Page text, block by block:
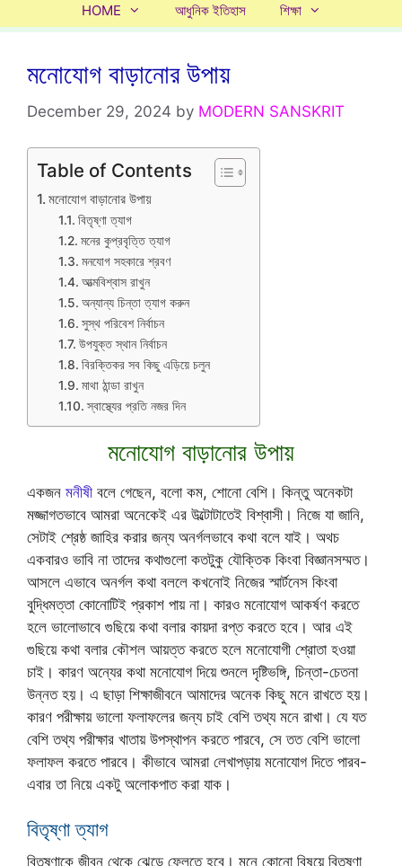
HOME আধুনিক ইতিহাস শিক্ষা
মনোযোগ বাড়ানোর উপায়
December 29, 2024 by MODERN SANSKRIT
Table of Contents
মনোযোগ বাড়ানোর উপায়
বিতৃষ্ণা ত্যাগ
মনের কুপ্রবৃত্তি ত্যাগ
মনযোগ সহকারে শ্রবণ
আত্মবিশ্বাস রাখুন
অন্যান্য চিন্তা ত্যাগ করুন
সুস্থ পরিবেশ নির্বাচন
উপযুক্ত স্থান নির্বাচন
বিরক্তিকর সব কিছু এড়িয়ে চলুন
মাথা ঠান্ডা রাখুন
স্বাস্থ্যের প্রতি নজর দিন
মনোযোগ বাড়ানোর উপায়
একজন মনীষী বলে গেছেন, বলো কম, শোনো বেশি। কিন্তু অনেকটা
মজ্জাগতভাবে আমরা অনেকেই এর উল্টোটাতেই বিশ্বাসী। নিজে যা জানি,
সেটাই শ্রেষ্ঠ জাহির করার জন্য অনর্গলভাবে কথা বলে যাই। অথচ
একবারও ভাবি না তাদের কথাগুলো কতটুকু যৌক্তিক কিংবা বিজ্ঞানসম্মত।
আসলে এভাবে অনর্গল কথা বললে কখনোই নিজের স্মার্টনেস কিংবা
বুদ্ধিমত্তা কোনোটিই প্রকাশ পায় না। কারও মনোযোগ আকর্ষণ করতে
হলে ভালোভাবে গুছিয়ে কথা বলার কায়দা রপ্ত করতে হবে। আর এই
গুছিয়ে কথা বলার কৌশল আয়ত্ত করতে হলে মনোযোগী শ্রোতা হওয়া
চাই। কারণ অন্যের কথা মনোযোগ দিয়ে শুনলে দৃষ্টিভঙ্গি, চিন্তা-চেতনা
উন্নত হয়। এ ছাড়া শিক্ষাজীবনে আমাদের অনেক কিছু মনে রাখতে হয়।
কারণ পরীক্ষায় ভালো ফলাফলের জন্য চাই বেশি তথ্য মনে রাখা। যে যত
বেশি তথ্য পরীক্ষার খাতায় উপস্থাপন করতে পারবে, সে তত বেশি ভালো
ফলাফল করতে পারবে। কীভাবে আমরা লেখাপড়ায় মনোযোগ দিতে পারব-
এবার তা নিয়ে একটু অলোকপাত করা যাক।
বিতৃষ্ণা ত্যাগ
বিতৃষ্ণাকে জীবন থেকে ঝেড়ে ফেলতে হবে। মনে কোনো বিষয়ে বিতৃষ্ণা